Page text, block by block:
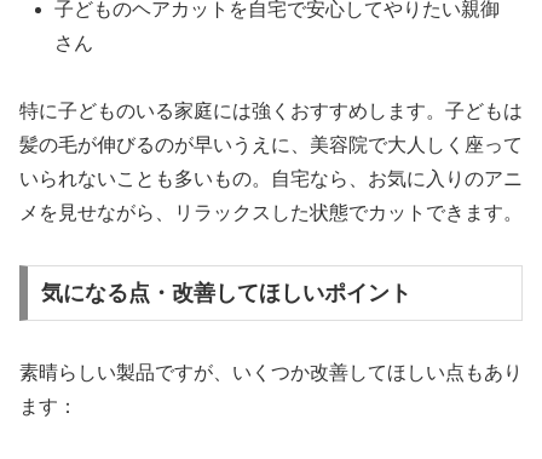
子どものヘアカットを自宅で安心してやりたい親御
さん
特に子どものいる家庭には強くおすすめします。子どもは
髪の毛が伸びるのが早いうえに、美容院で大人しく座って
いられないことも多いもの。自宅なら、お気に入りのアニ
メを見せながら、リラックスした状態でカットできます。
気になる点・改善してほしいポイント
素晴らしい製品ですが、いくつか改善してほしい点もあり
ます：